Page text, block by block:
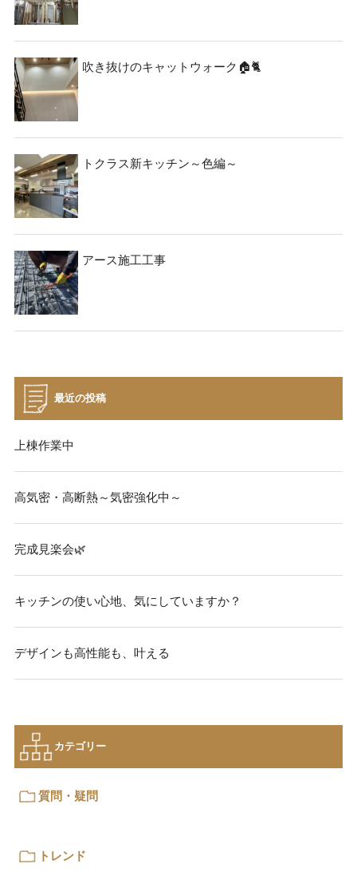
吹き抜けのキャットウォーク🏠🐈
トクラス新キッチン～色編～
アース施工工事
最近の投稿
上棟作業中
高気密・高断熱～気密強化中～
完成見楽会🌿
キッチンの使い心地、気にしていますか？
デザインも高性能も、叶える
カテゴリー
質問・疑問
トレンド